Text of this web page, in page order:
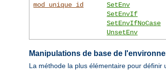
mod_unique_id
SetEnv
SetEnvIf
SetEnvIfNoCase
UnsetEnv
Manipulations de base de
La méthode la plus élémentaire pour